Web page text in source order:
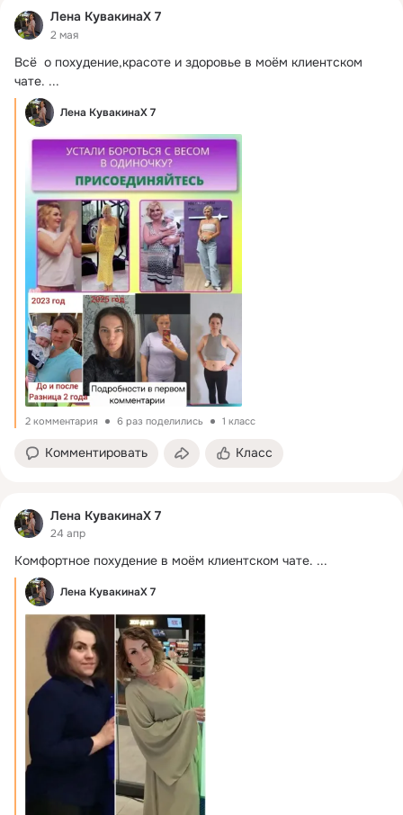
Лена КувакинаХ 7
2 мая
Всё  о похудение,красоте и здоровье в моём клиентском
чате. ...
Лена КувакинаХ 7
2 комментария 6 раз поделились 1 класс
Комментировать Класс
Лена КувакинаХ 7
24 апр
Комфортное похудение в моём клиентском чате. ...
Лена КувакинаХ 7